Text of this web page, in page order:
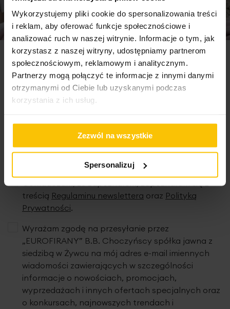
Wykorzystujemy pliki cookie do spersonalizowania treści
i reklam, aby oferować funkcje społecznościowe i
analizować ruch w naszej witrynie. Informacje o tym, jak
korzystasz z naszej witryny, udostępniamy partnerom
społecznościowym, reklamowym i analitycznym.
Partnerzy mogą połączyć te informacje z innymi danymi
otrzymanymi od Ciebie lub uzyskanymi podczas
korzystania z ich usług.
Zezwól na wszystkie
Spersonalizuj
Newsletter
Zapisz się do newslettera i odbierz 5% rabatu na
pierwsze zakupy! Bądź na bieżąco, otrzymuj najlepsze
Oświadczam, że zapoznałem/zapoznałam się z
treścią Regulaminu newslettera oraz Polityką
Prywatności.
Wyrażam zgodę na przesyłanie przez
„EUROFIRANY” B.B. Choczyńscy spółka jawna z
siedzibą w Żywcu na mój adres e-mail imiennych
wiadomości zawierających w szczególności
informacje o nowościach, promocjach,
wyprzedażach i innych ofertach specjalnych oraz
o konkursach, najnowszych trendach i